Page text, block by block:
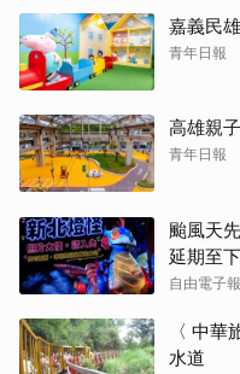
嘉義民
青年日報
高雄親
青年日報
颱風天
延期至
自由電子報
〈 中
水道